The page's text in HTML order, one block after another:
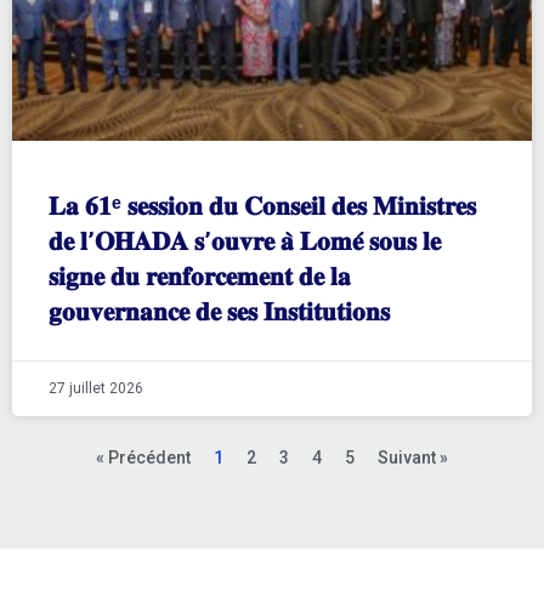
𝐋𝐚 𝟔𝟏ᵉ 𝐬𝐞𝐬𝐬𝐢𝐨𝐧 𝐝𝐮 𝐂𝐨𝐧𝐬𝐞𝐢𝐥 𝐝𝐞𝐬 𝐌𝐢𝐧𝐢𝐬𝐭𝐫𝐞𝐬
𝐝𝐞 𝐥’𝐎𝐇𝐀𝐃𝐀 𝐬’𝐨𝐮𝐯𝐫𝐞 𝐚̀ 𝐋𝐨𝐦𝐞́ 𝐬𝐨𝐮𝐬 𝐥𝐞
𝐬𝐢𝐠𝐧𝐞 𝐝𝐮 𝐫𝐞𝐧𝐟𝐨𝐫𝐜𝐞𝐦𝐞𝐧𝐭 𝐝𝐞 𝐥𝐚
𝐠𝐨𝐮𝐯𝐞𝐫𝐧𝐚𝐧𝐜𝐞 𝐝𝐞 𝐬𝐞𝐬 𝐈𝐧𝐬𝐭𝐢𝐭𝐮𝐭𝐢𝐨𝐧𝐬
27 juillet 2026
« Précédent 1 2 3 4 5 Suivant »